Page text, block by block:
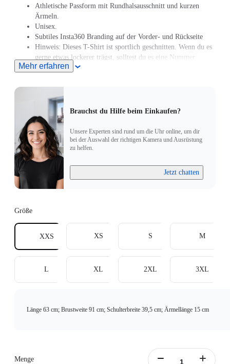
Athletische Passform mit Rundhalsausschnitt und kurzen
Ärmeln.
Unisex.
Subtiles Insta360 Branding auf der Vorder- und Rückseite
Hinweis: Dieses T-Shirt ist sportlich geschnitten. Wenn du es
gerne etwas lockerer trägst, solltest du es eine Nummer
größer als deine normale Größe bestellen. Präzise Maße
Mehr erfahren
Brauchst du Hilfe beim Einkaufen?
Unsere Experten sind rund um die Uhr online, um dir
bei der Auswahl der richtigen Kamera und Ausrüstung
zu helfen.
Jetzt chatten
Größe
XXS XS S M
L XL 2XL 3XL
Länge 63 cm; Brustweite 91 cm; Schulterbreite 39,5 cm; Ärmellänge 15 cm
Menge